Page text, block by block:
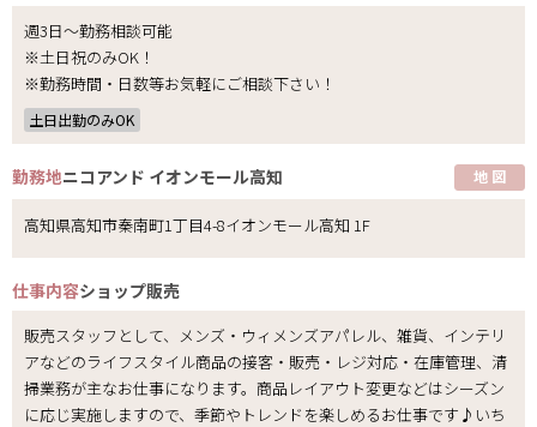
週3日～勤務相談可能
※土日祝のみOK！
※勤務時間・日数等お気軽にご相談下さい！
土日出勤のみOK
勤務地ニコアンド イオンモール高知 地 図
高知県高知市秦南町1丁目4-8イオンモール高知 1F
仕事内容ショップ販売
販売スタッフとして、メンズ・ウィメンズアパレル、雑貨、インテリ
アなどのライフスタイル商品の接客・販売・レジ対応・在庫管理、清
掃業務が主なお仕事になります。商品レイアウト変更などはシーズン
に応じ実施しますので、季節やトレンドを楽しめるお仕事です♪いち